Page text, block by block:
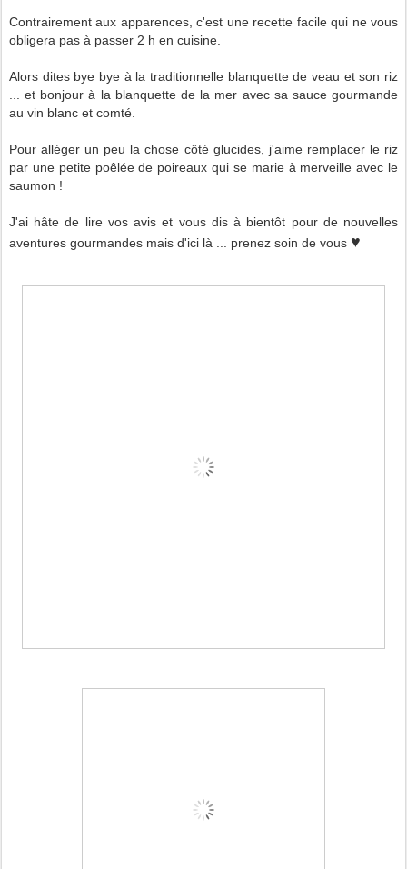
Contrairement aux apparences, c'est une recette facile qui ne vous
obligera pas à passer 2 h en cuisine.
Alors dites bye bye à la traditionnelle blanquette de veau et son riz
... et bonjour à la blanquette de la mer avec sa sauce gourmande
au vin blanc et comté.
Pour alléger un peu la chose côté glucides, j'aime remplacer le riz
par une petite poêlée de poireaux qui se marie à merveille avec le
saumon !
J'ai hâte de lire vos avis et vous dis à bientôt pour de nouvelles
aventures gourmandes mais d'ici là ... prenez soin de vous ♥